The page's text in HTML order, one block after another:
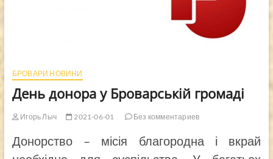
БРОВАРИ НОВИНИ
День донора у Броварській громаді
Игорь Лыч 2021-06-01 Без комментариев
Донорство – місія благородна і вкрай